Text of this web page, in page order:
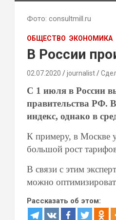
Фото: consultmill.ru
ОБЩЕСТВО ЭКОНОМИКА
В России
02.07.2020 journalist
С 1 июля в России
правительства РФ.
индекс, однако в
К примеру, в Москве
большой рост
В связи с этим
можно
Рассказать об этом: